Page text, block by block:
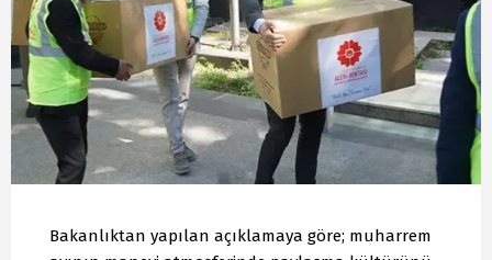
Bakanlıktan yapılan açıklamaya göre; muharrem